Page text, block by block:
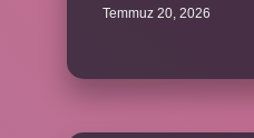
Temmuz 20, 2026